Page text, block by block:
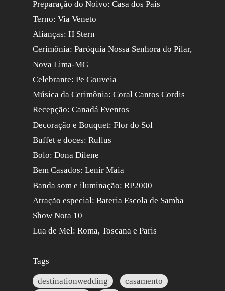
Preparação do Noivo: Casa dos Pais
Terno: Via Veneto
Alianças: H Stern
Cerimônia: Paróquia Nossa Senhora do Pilar,
Nova Lima-MG
Celebrante: Pe Gouveia
Música da Cerimônia: Coral Cantos Cordis
Recepção: Canadá Eventos
Decoração e Bouquet: Flor do Sol
Buffet e doces: Rullus
Bolo: Dona Dilene
Bem Casados: Lenir Maia
Banda som e iluminação: RP2000
Atração especial: Bateria Escola de Samba
Show Nota 10
Lua de Mel: Roma, Toscana e Paris
Tags
destinationwedding casamento